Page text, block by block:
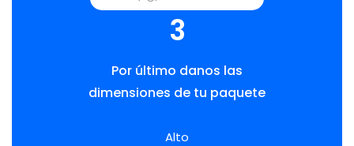
3
Por último danos las
dimensiones de tu paquete
Alto